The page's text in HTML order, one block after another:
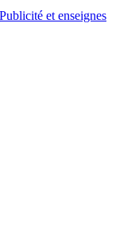
Publicité et enseignes